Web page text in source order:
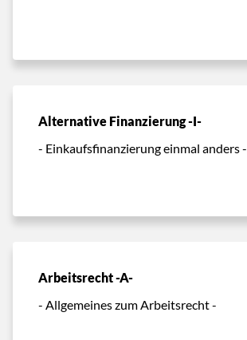
Alternative Finanzierung -I-
- Einkaufsfinanzierung einmal anders -
Arbeitsrecht -A-
- Allgemeines zum Arbeitsrecht -